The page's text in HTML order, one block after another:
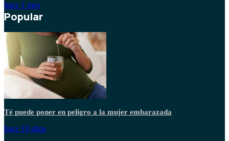
hace 1 mes
Popular
Té puede poner en peligro a la mujer embarazada
hace 19 años